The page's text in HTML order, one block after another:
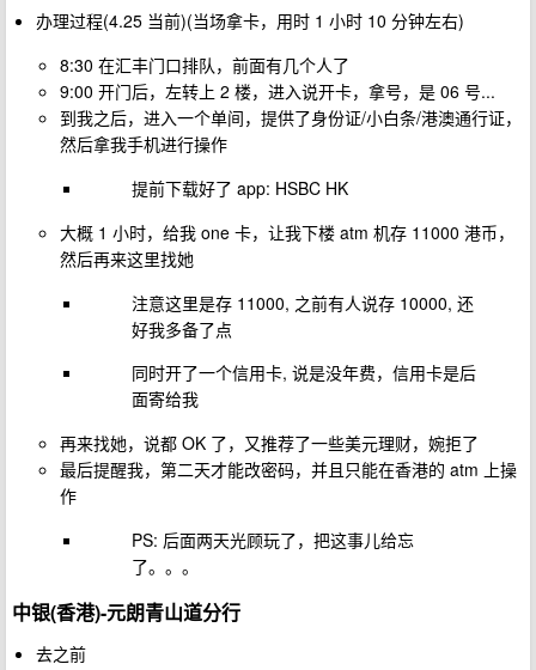
办理过程(4.25 当前)(当场拿卡，用时 1 小时 10 分钟左右)
8:30 在汇丰门口排队，前面有几个人了
9:00 开门后，左转上 2 楼，进入说开卡，拿号，是 06 号...
到我之后，进入一个单间，提供了身份证/小白条/港澳通行证，
然后拿我手机进行操作
提前下载好了 app: HSBC HK
大概 1 小时，给我 one 卡，让我下楼 atm 机存 11000 港币，
然后再来这里找她
注意这里是存 11000, 之前有人说存 10000, 还
好我多备了点
同时开了一个信用卡, 说是没年费，信用卡是后
面寄给我
再来找她，说都 OK 了，又推荐了一些美元理财，婉拒了
最后提醒我，第二天才能改密码，并且只能在香港的 atm 上操
作
PS: 后面两天光顾玩了，把这事儿给忘
了。。。
中银(香港)-元朗青山道分行
去之前